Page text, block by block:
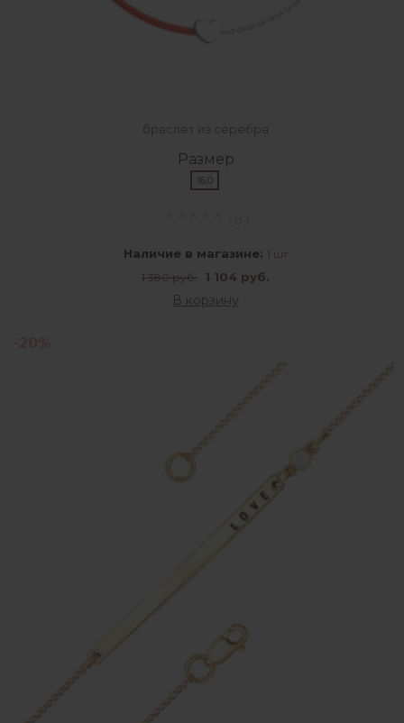
браслет из серебра
Размер
16,0
Наличие в магазине: 1 шт
1 380 руб. 1 104 руб.
В корзину